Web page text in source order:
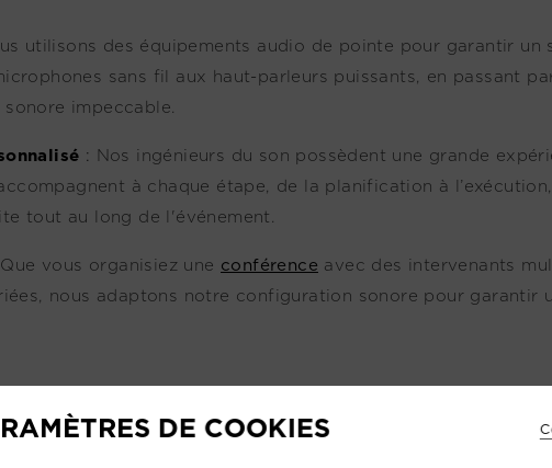
utilisons des équipements audio de pointe pour garantir
sans fil aux haut-parleurs puissants, en passant
impeccable.
: Nos ingénieurs du son possèdent une grande
à chaque étape, de la planification à
tout au long de l'événement.
Que vous organisiez une conférence avec des intervenants
nous adaptons notre configuration sonore pour
DE COOKIES